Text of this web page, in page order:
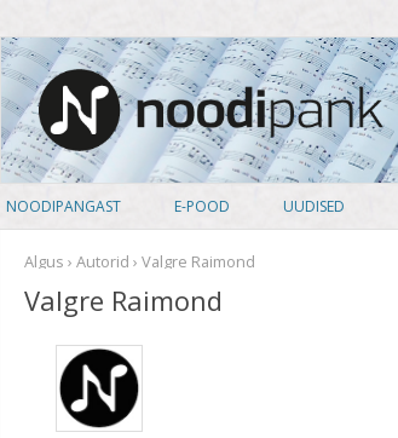
Noodipank
noodipank.ee
NOODIPANGAST
TUTVUSTUS
KASUTAJA LEPING
KUIDAS NOOTI OSTA
PRIVAATSUSPOLIITIKA
E-POOD
PEALKIRJAD
AUTORID
UUDISED
Algus › Autorid › Valgre Raimond
Valgre Raimond